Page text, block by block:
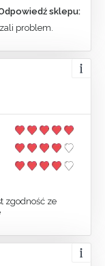
sklepu:
problem.
zgodność ze